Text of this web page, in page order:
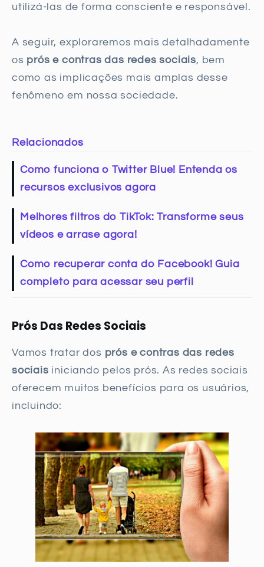
utilizá-las de forma consciente e responsável.
A seguir, exploraremos mais detalhadamente
os prós e contras das redes sociais, bem
como as implicações mais amplas desse
fenômeno em nossa sociedade.
Relacionados
Como funciona o Twitter Blue! Entenda os
recursos exclusivos agora
Melhores filtros do TikTok: Transforme seus
vídeos e arrase agora!
Como recuperar conta do Facebook! Guia
completo para acessar seu perfil
Prós Das Redes Sociais
Vamos tratar dos prós e contras das redes
sociais iniciando pelos prós. As redes sociais
oferecem muitos benefícios para os usuários,
incluindo: